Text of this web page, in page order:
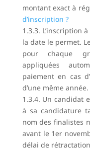
montant exact à
d’inscription ?
1.3.3. L’inscription
la date le permet.
pour chaque
appliquées
paiement en cas
d’une même année.
1.3.4. Un candidat
à sa candidature
nom des finalistes
avant le 1er
délai de